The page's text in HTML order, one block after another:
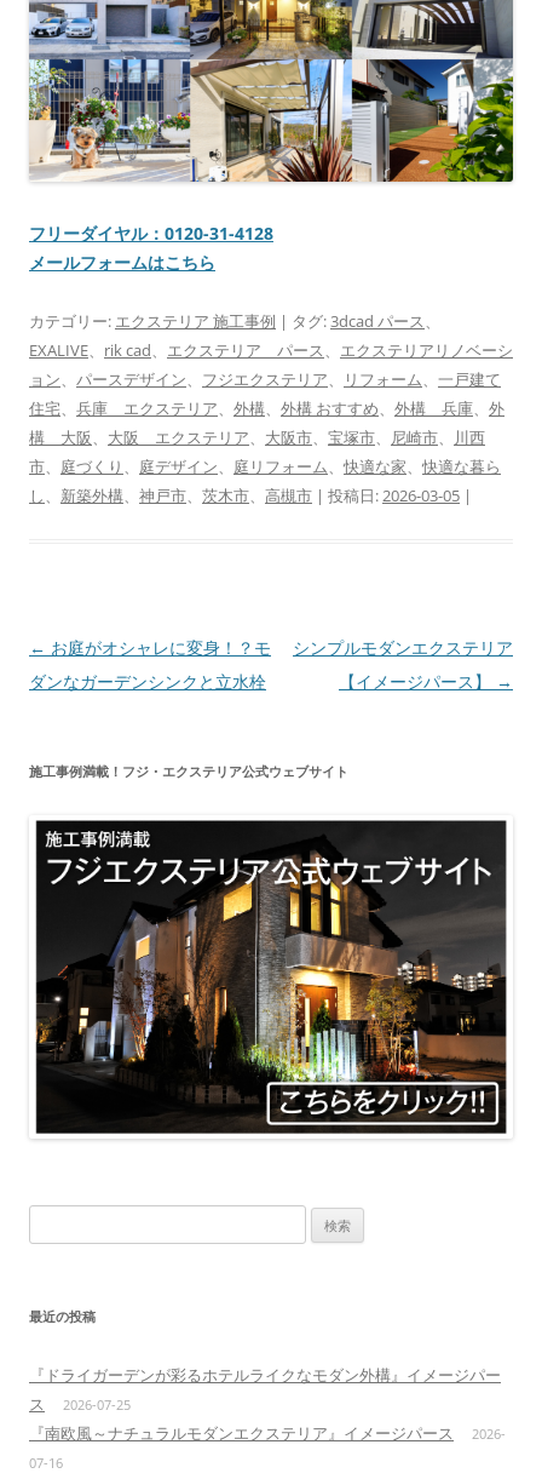
フリーダイヤル：0120-31-4128
メールフォームはこちら
カテゴリー: エクステリア 施工事例 | タグ:3dcad パース、
EXALIVE、 rik cad、 エクステリア パース、 エクステリアリノベーシ
ョン、 パースデザイン、 フジエクステリア、 リフォーム、 一戸建て
住宅、 兵庫 エクステリア、 外構、 外構 おすすめ、 外構 兵庫、 外
構 大阪、 大阪 エクステリア、 大阪市、 宝塚市、 尼崎市、
川西
市、 庭づくり 、 庭デザイン、 庭リフォーム、 快適な家、 快適な暮ら
し、 新築外構、 神戸市、 茨木市、 高槻市 | 投稿日:2026-03-05 |
投
稿
ゲ
ー
シ
← お庭がオシャレに変身！？モ
ダンなガーデンシンクと立水栓
シンプルモダンエクステリア
【イメージパース】
→
施工事例満載！フジ・エクステリア公式ウェブサイト
索:
最近の投稿
『ドライガーデンが彩るホテルライクなモダン外構』イメージパー
ス
2026-07-25
『南欧風～ナチュラルモダンエクステリア』イメージパース
2026-
07-16